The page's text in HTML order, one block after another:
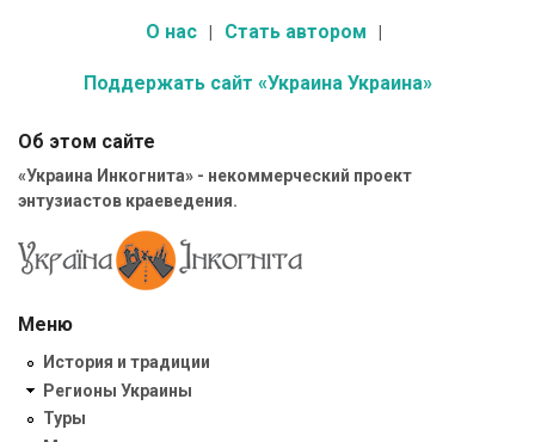
О нас Стать автором
Поддержать сайт «Украина Украина»
Об этом сайте
«Украина Инкогнита» - некоммерческий проект
энтузиастов краеведения.
Меню
История и традиции
Регионы Украины
Туры